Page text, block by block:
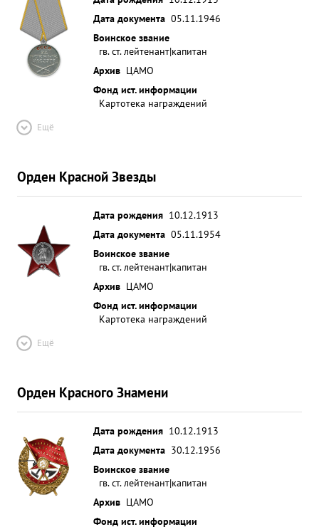
Дата документа 05.11.1946
Воинское звание
гв. ст. лейтенант|капитан
Архив ЦАМО
Фонд ист. информации
Картотека награждений
Ещё
Орден Красной Звезды
Дата рождения 10.12.1913
Дата документа 05.11.1954
Воинское звание
гв. ст. лейтенант|капитан
Архив ЦАМО
Фонд ист. информации
Картотека награждений
Ещё
Орден Красного Знамени
Дата рождения 10.12.1913
Дата документа 30.12.1956
Воинское звание
гв. ст. лейтенант|капитан
Архив ЦАМО
Фонд ист. информации